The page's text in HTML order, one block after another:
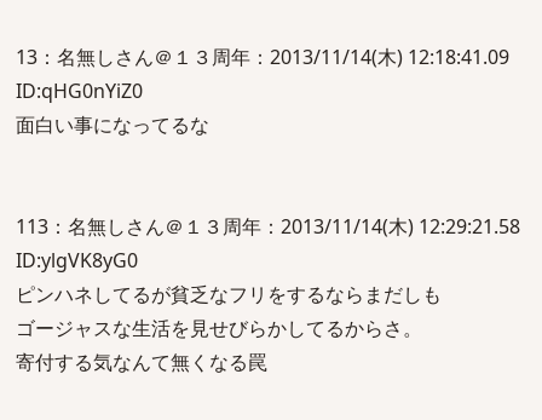
13：名無しさん＠１３周年：2013/11/14(木) 12:18:41.09
ID:qHG0nYiZ0
面白い事になってるな
113：名無しさん＠１３周年：2013/11/14(木) 12:29:21.58
ID:ylgVK8yG0
ピンハネしてるが貧乏なフリをするならまだしも
ゴージャスな生活を見せびらかしてるからさ。
寄付する気なんて無くなる罠